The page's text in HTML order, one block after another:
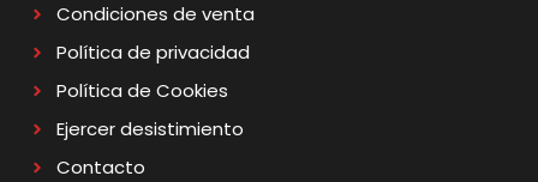
Condiciones de venta
Política de privacidad
Política de Cookies
Ejercer desistimiento
Contacto